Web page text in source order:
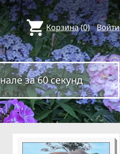
Корзина(0) Войти
за 60 секунд